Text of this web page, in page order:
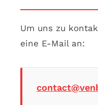
Um uns zu
eine E-Mail an: